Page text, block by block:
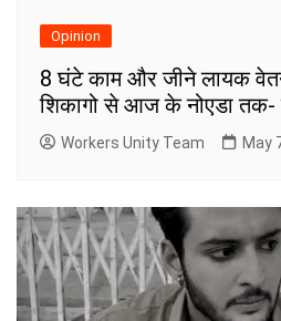
Opinion
8 घंटे काम और जीने लायक वेतन
शिकागो से आज के नोएडा तक-
Workers Unity Team May